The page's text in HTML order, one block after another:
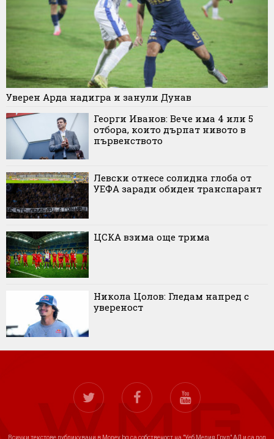
Уверен Арда надигра и занули Дунав
Георги Иванов: Вече има 4 или 5
отбора, които дърпат нивото в
първенството
Левски отнесе солидна глоба от
УЕФА заради обиден транспарант
ЦСКА взима още трима
Никола Цолов: Гледам напред с
увереност
Всички текстове публикувани в Money.bg са собственост на "Уеб Медия Груп" АД и са под